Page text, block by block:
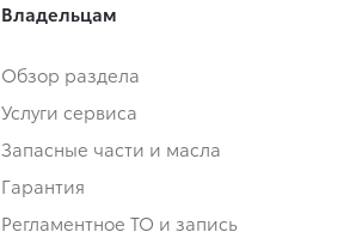
Владельцам
Обзор раздела
Услуги сервиса
Запасные части и масла
Гарантия
Регламентное ТО и запись